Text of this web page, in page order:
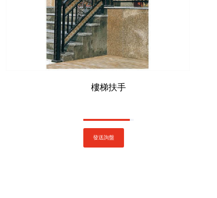
樓梯扶手
發送詢盤